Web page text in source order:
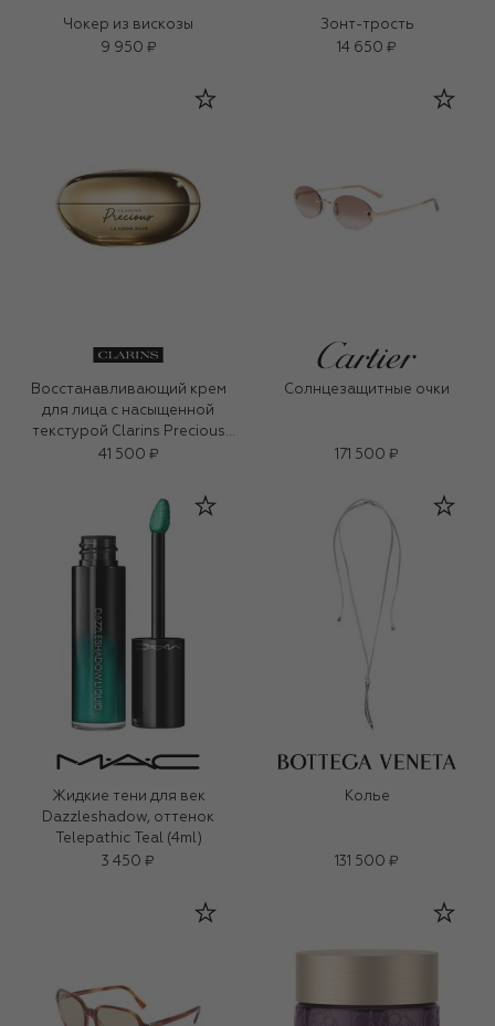
Чокер из вискозы
9 950 ₽
Зонт-трость
14 650 ₽
Восстанавливающий крем
для лица с насыщенной
текстурой Clarins Precious
(50ml)
41 500 ₽
Солнцезащитные очки
171 500 ₽
Жидкие тени для век
Dazzleshadow, оттенок
Telepathic Teal (4ml)
3 450 ₽
Колье
131 500 ₽